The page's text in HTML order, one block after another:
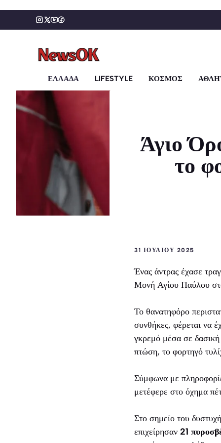
περιεχόμενο
ΕΛΛΑΔΑ LIFESTYLE ΚΟΣΜΟΣ
Άγιο
το
31 ΙΟΥΛΊΟΥ 2025
Ένας άντρας έχασε
Μονή Αγίου Παύλου
Το θανατηφόρο
συνθήκες, φέρεται να
γκρεμό μέσα σε
πτώση, το φορτηγό
Σύμφωνα με
μετέφερε στο όχημα
Στο σημείο του
επιχείρησαν 21